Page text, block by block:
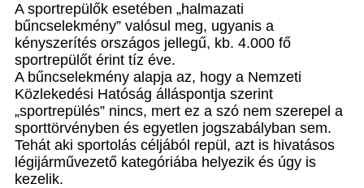
A sportrepülők esetében „halmazati
bűncselekmény” valósul meg, ugyanis a
kényszerítés országos jellegű, kb. 4.000 fő
sportrepülőt érint tíz éve.
A bűncselekmény alapja az, hogy a Nemzeti
Közlekedési Hatóság álláspontja szerint
„sportrepülés” nincs, mert ez a szó nem szerepel a
sporttörvényben és egyetlen jogszabályban sem.
Tehát aki sportolás céljából repül, azt is hivatásos
légijárművezető kategóriába helyezik és úgy is
kezelik.